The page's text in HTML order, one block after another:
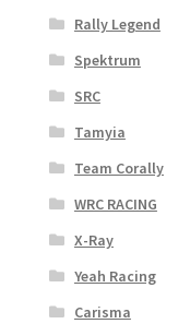
Rally Legend
Spektrum
SRC
Tamyia
Team Corally
WRC RACING
X-Ray
Yeah Racing
Carisma